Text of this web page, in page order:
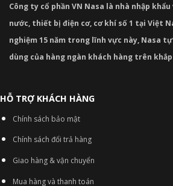
Công ty cổ phần VN Nasa là nhà nhập
nước, thiết bị điện cơ, cơ khí số 1 tại Việt
nghiệm 15 năm trong lĩnh vực này, Nasa
dùng của hàng ngàn khách hàng trên
HỖ TRỢ KHÁCH HÀNG
Chính sách bảo mật
Chính sách đổi trả hàng
Giao hàng & vận chuyển
Mua hàng và thanh toán